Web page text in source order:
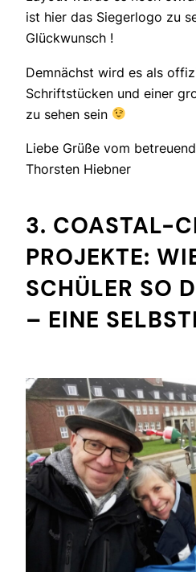
ist hier das Siegerlogo zu
Glückwunsch !
Demnächst wird es als
Schriftstücken und einer
zu sehen sein
Liebe Grüße vom
Thorsten Hiebner
3. COASTAL-
PROJEKTE:
SCHÜLER SO
– EINE